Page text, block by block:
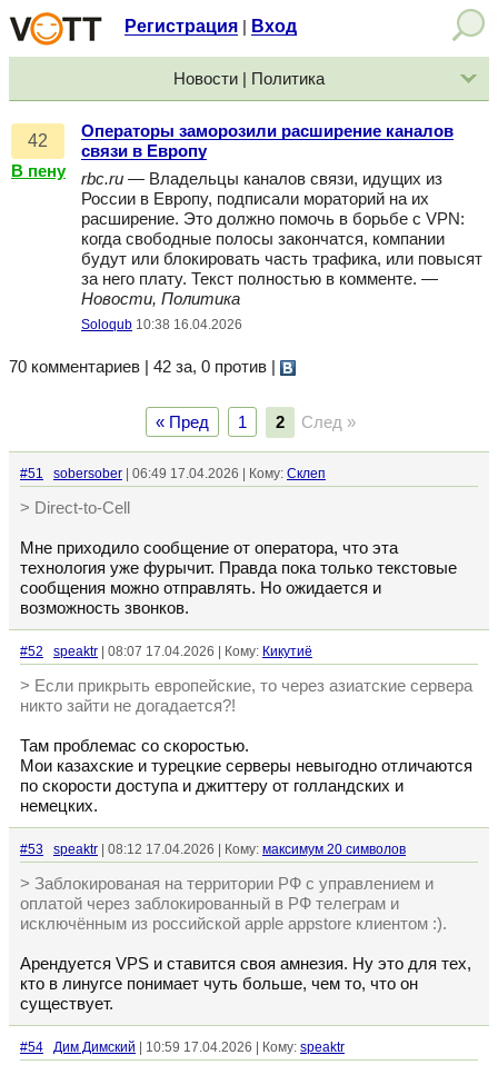
Регистрация Вход
Новости | Политика
42
В пену
Операторы заморозили расширение каналов
связи в Европу
rbc.ru — Владельцы каналов связи, идущих из
России в Европу, подписали мораторий на их
расширение. Это должно помочь в борьбе с VPN:
когда свободные полосы закончатся, компании
будут или блокировать часть трафика, или повысят
за него плату. Текст полностью в комменте. —
Новости, Политика
Soloqub 10:38 16.04.2026
70 комментариев | 42 за, 0 против
« Пред 1 2 След »
#51 sobersober | 06:49 17.04.2026 | Кому: Склеп
> Direct-to-Cell
Мне приходило сообщение от оператора, что эта
технология уже фурычит. Правда пока только текстовые
сообщения можно отправлять. Но ожидается и
возможность звонков.
#52 speaktr | 08:07 17.04.2026 | Кому: Кикутиё
> Если прикрыть европейские, то через азиатские сервера
никто зайти не догадается?!
Там проблемас со скоростью.
Мои казахские и турецкие серверы невыгодно отличаются
по скорости доступа и джиттеру от голландских и
немецких.
#53 speaktr | 08:12 17.04.2026 | Кому: максимум 20 символов
> Заблокированая на территории РФ с управлением и
оплатой через заблокированный в РФ телеграм и
исключённым из российской apple appstore клиентом :).
Арендуется VPS и ставится своя амнезия. Ну это для тех,
кто в линугсе понимает чуть больше, чем то, что он
существует.
#54 Дим Димский | 10:59 17.04.2026 | Кому: speaktr